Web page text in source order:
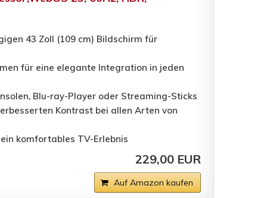
43 Zoll (109 cm) Bildschirm für
für eine elegante Integration in jeden
Blu-ray-Player oder Streaming-Sticks
Kontrast bei allen Arten von
ein komfortables TV-Erlebnis
229,00 EUR
Auf Amazon kaufen